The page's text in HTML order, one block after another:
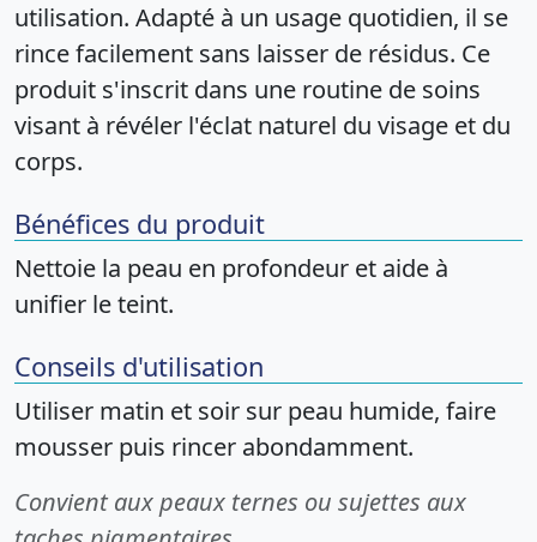
utilisation. Adapté à un usage quotidien, il se
rince facilement sans laisser de résidus. Ce
produit s'inscrit dans une routine de soins
visant à révéler l'éclat naturel du visage et du
corps.
Bénéfices du produit
Nettoie la peau en profondeur et aide à
unifier le teint.
Conseils d'utilisation
Utiliser matin et soir sur peau humide, faire
mousser puis rincer abondamment.
Convient aux peaux ternes ou sujettes aux